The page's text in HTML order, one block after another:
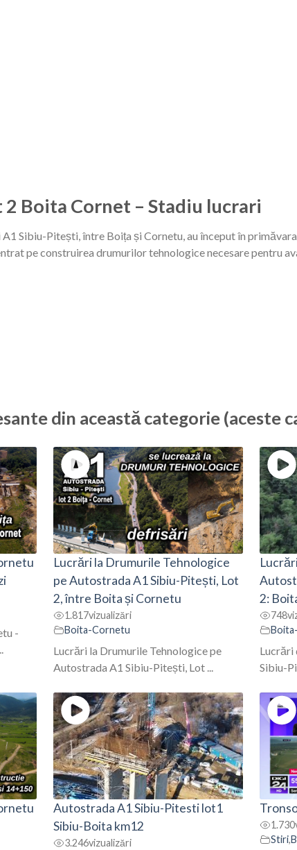
Boita Cornet – Stadiu lucrari
Sibiu-Pitești, între Boița și Cornetu, au început în primăvara
pe construirea drumurilor tehnologice necesare pentru
din această categorie (aceste
-
Lucrări la Drumurile Tehnologice
pe Autostrada A1 Sibiu-Pitești, Lot
2, între Boita și Cornetu
1.817vizualizări
Boita-Cornetu
Lucrări la Drumurile Tehnologice pe
Autostrada A1 Sibiu-Pitești, Lot ...
2:
748
Lucrări
Sibiu-
Autostrada A1 Sibiu-Pitesti lot1
Sibiu-Boita km12
3.246vizualizări
1.730
Stiri,